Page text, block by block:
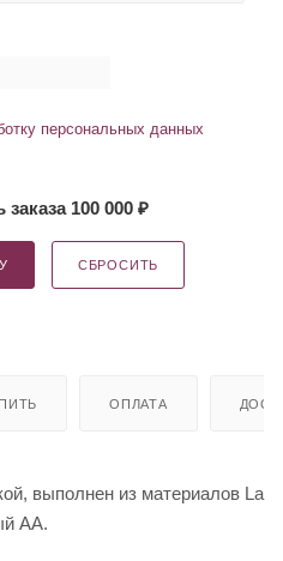
персональных данных
100 000 ₽
СБРОСИТЬ
ОПЛАТА
выполнен из материалов La
АА.